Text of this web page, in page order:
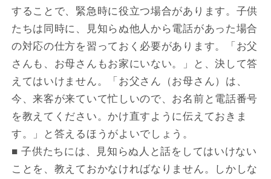
することで、緊急時に役立つ場合があります。子供
たちは同時に、見知らぬ他人から電話があった場合
の対応の仕方を習っておく必要があります。「お父
さんも、お母さんもお家にいない。」と、決して答
えてはいけません。「お父さん（お母さん）は、
今、来客が来ていて忙しいので、お名前と電話番号
を教えてください。かけ直すように伝えておきま
す。」と答えるほうがよいでしょう。
■ 子供たちには、見知らぬ人と話をしてはいけない
ことを、教えておかなければなりません。しかしな